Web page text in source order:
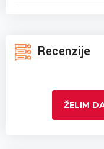
Recenzije
ŽELIM